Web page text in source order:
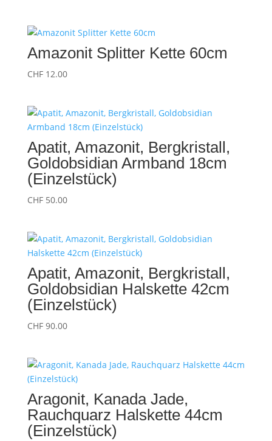
Amazonit Splitter Kette 60cm
CHF12.00
Apatit, Amazonit, Bergkristall,
Goldobsidian Armband 18cm
(Einzelstück)
CHF50.00
Apatit, Amazonit, Bergkristall,
Goldobsidian Halskette 42cm
(Einzelstück)
CHF90.00
Aragonit, Kanada Jade,
Rauchquarz Halskette 44cm
(Einzelstück)